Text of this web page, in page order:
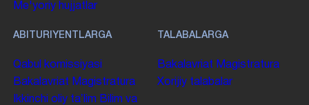
Me'yoriy hujjatlar
ABITURIYENTLARGA
Qabul komissiyasi
Bakalavriat Magistratura
Ikkinchi oliy taʼlim Bilim va
TALABALARGA
Bakalavriat Magistratura
Xorijiy talabalar